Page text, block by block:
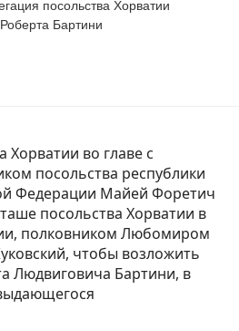
посольства Хорватии
Бартини
Хорватии во главе с
посольства республики
Федерации Майей Форетич
посольства Хорватии в
полковником Любомиром
чтобы возложить
Людвиговича Бартини, в